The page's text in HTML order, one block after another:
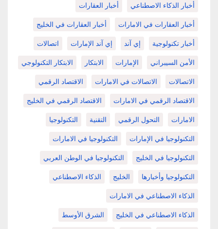
أخبار الذكاء الاصطناعي أخبار العقارات
أخبار العقارات في الامارات أخبار العقارات في الخليج
أخبار تكنولوجية إي آند إي آند الإمارات اتصالات
الأمن السيبراني الإمارات الابتكار الابتكار التكنولوجي
الاتصالات الاتصالات في الامارات الاقتصاد الرقمي
الاقتصاد الرقمي في الامارات الاقتصاد الرقمي في الخليج
الامارات التحول الرقمي التقنية التكنولوجيا
التكنولوجيا في الإمارات التكنولوجيا في الامارات
التكنولوجيا في الخليج التكنولوجيا في الوطن العربي
التكنولوجيا وأخبارها الخليج الذكاء الاصطناعي
الذكاء الاصطناعي في الامارات
الذكاء الاصطناعي في الخليج الشرق الأوسط